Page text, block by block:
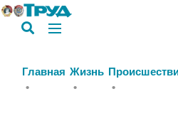
Главная Жизнь